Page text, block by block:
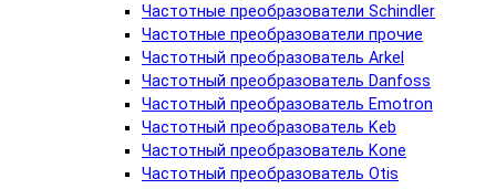
Частотные преобразователи Schindler
Частотные преобразователи прочие
Частотный преобразователь Arkel
Частотный преобразователь Danfoss
Частотный преобразователь Emotron
Частотный преобразователь Keb
Частотный преобразователь Kone
Частотный преобразователь Otis